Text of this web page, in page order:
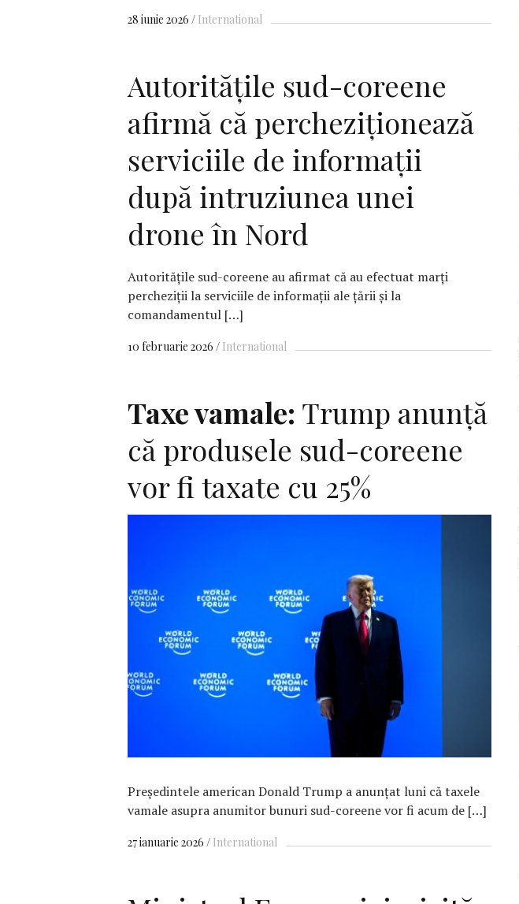
28 iunie 2026 International
Autorităţile sud-coreene
afirmă că percheziţionează
serviciile de informaţii
după intruziunea unei
drone în Nord
Autorităţile sud-coreene au afirmat că au efectuat marţi
percheziţii la serviciile de informaţii ale ţării şi la
comandamentul […]
10 februarie 2026 International
Taxe vamale: Trump anunţă
că produsele sud-coreene
vor fi taxate cu 25%
F
Preşedintele american Donald Trump a anunţat luni că taxele
vamale asupra anumitor bunuri sud-coreene vor fi acum de […]
27 ianuarie 2026 International